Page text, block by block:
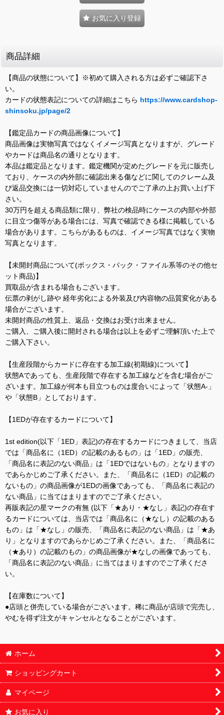
お気に入り登録
商品詳細
【商品の状態について】※初めて購入される方は必ずご確認下さ
い。
カードの状態表記についての詳細はこちら https://www.cardshop-
shinsoku.jp/page/2
【鑑定品カードの商品画像について】
商品画像は実物写真ではなくイメージ写真となりますが、グレード
やカードは商品名の通りとなります。
本品は鑑定品となります。鑑定機関が定めたグレードを元に販売し
ており、ケースの内外部に確認出来る傷などに関してのクレーム及
び返品交換には一切対応していませんのでご了承の上お買い上げ下
さい。
30万円を超える商品類に限り、弊社の検品時にケースの内部や外部
に目立つ傷等がある場合には、写真で確認できる様に掲載している
場合があります。こちらがあるものは、イメージ写真ではなく実物
写真となります。
【未開封商品について(ボックス・パック・ファイル系等のその他セ
ット商品)】
買取品が含まれる場合もございます。
伝票の剥がし跡や 経年劣化による外装及び内容物の品質変化がある
場合がございます。
未開封商品の性質上、返品・交換はお受け出来ません。
ご購入、ご購入後に開封される場合は以上を必ずご理解頂いた上で
ご購入下さい。
【生産段階からカードに存在する加工線(初期線)について】
状態Aであっても、生産段階で存在する加工線などを含む場合がご
ざいます。加工線が何本も目立つものは度合いによって「状態A-」
や「状態B」としております。
【1EDが存在するカードについて】
1st edition(以下「1ED」表記)の存在するカードにつきまして、当店
では「商品名に（1ED）の記載のあるもの」は「1ED」の販売、
「商品名に表記のない商品」は「1EDではないもの」となりますの
であらかじめご了承ください。また、「商品名に（1ED）の記載の
ないもの」の商品画像が1EDの画像であっても、「商品名に表記の
ない商品」に当てはまりますのでご了承ください。
再販表記の星マークの有無 (以下「★あり・★なし」表記)の存在す
るカードについては、当店では「商品名に（★なし）の記載のある
もの」は「★なし」の販売、「商品名に表記のない商品」は「★あ
り」となりますのであらかじめご了承ください。また、「商品名に
（★あり）の記載のもの」の商品画像が★なしの画像であっても、
「商品名に表記のない商品」に当てはまりますのでご了承くださ
い。
【在庫数について】
●店頭と併売している場合がございます。稀に商品が店頭で完売し、
やむを得ず注文がキャンセルとなることがございます。
ホーム
ショッピングカート
マイページ
お気に入り